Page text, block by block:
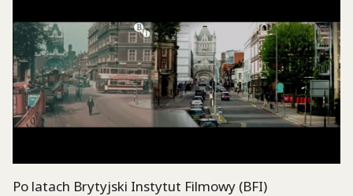
Po latach Brytyjski Instytut Filmowy (BFI)